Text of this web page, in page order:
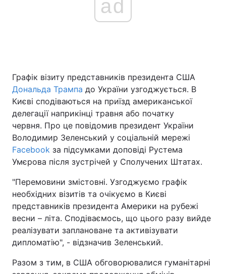
ad
Графік візиту представників президента США
Дональда Трампа до України узгоджується. В
Києві сподіваються на приїзд американської
делегації наприкінці травня або початку
червня. Про це повідомив президент України
Володимир Зеленський у соціальній мережі
Facebook за підсумками доповіді Рустема
Умєрова після зустрічей у Сполучених Штатах.
"Перемовини змістовні. Узгоджуємо графік
необхідних візитів та очікуємо в Києві
представників президента Америки на рубежі
весни – літа. Сподіваємось, що цього разу вийде
реалізувати заплановане та активізувати
дипломатію", - відзначив Зеленський.
Разом з тим, в США обговорювалися гуманітарні